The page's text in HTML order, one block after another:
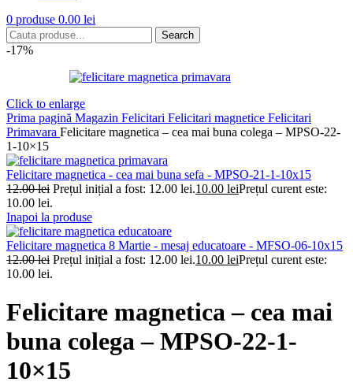
0 produse 0.00 lei
Search
-17%
Click to enlarge
Prima pagină Magazin Felicitari Felicitari magnetice Felicitari
Primavara Felicitare magnetica – cea mai buna colega – MPSO-22-
1-10×15
Felicitare magnetica - cea mai buna sefa - MPSO-21-1-10x15
12.00lei Prețul inițial a fost: 12.00 lei.10.00 leiPrețul curent este:
10.00 lei.
Inapoi la produse
Felicitare magnetica 8 Martie - mesaj educatoare - MFSO-06-10x15
12.00lei Prețul inițial a fost: 12.00 lei.10.00 leiPrețul curent este:
10.00 lei.
Felicitare magnetica – cea mai
buna colega – MPSO-22-1-
10×15